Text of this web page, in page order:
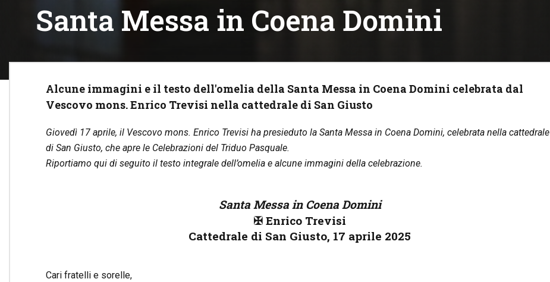
Santa Messa in Coena Domini
Alcune immagini e il testo dell'omelia della Santa Messa in Coena Domini celebrata dal
Vescovo mons. Enrico Trevisi nella cattedrale di San Giusto
Giovedì 17 aprile, il Vescovo mons. Enrico Trevisi ha presieduto la Santa Messa in Coena Domini, celebrata nella cattedrale
di San Giusto, che apre le Celebrazioni del Triduo Pasquale.
Riportiamo qui di seguito il testo integrale dell’omelia e alcune immagini della celebrazione.
Santa Messa in Coena Domini
✠ Enrico Trevisi
Cattedrale di San Giusto, 17 aprile 2025
Cari fratelli e sorelle,